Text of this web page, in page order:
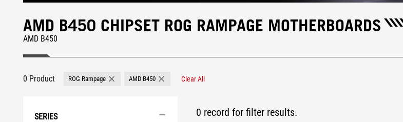
AMD B450 CHIPSET ROG RAMPAGE MOTHERBOARDS
AMD B450
0 Product ROG Rampage Remove ROG Rampage
AMD B450 Remove AMD B450
Clear All
SERIES
0 record for filter results.